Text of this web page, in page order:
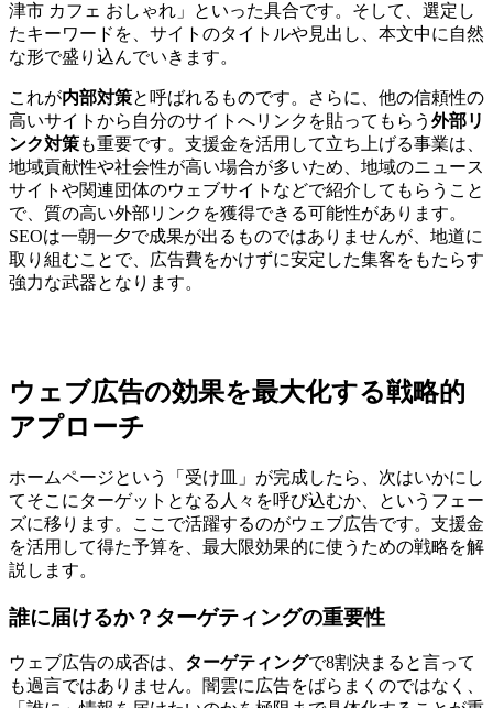
津市 カフェ おしゃれ」といった具合です。そして、選定し
たキーワードを、サイトのタイトルや見出し、本文中に自然
な形で盛り込んでいきます。
これが内部対策と呼ばれるものです。さらに、他の信頼性の
高いサイトから自分のサイトへリンクを貼ってもらう 外部リ
ンク対策も重要です。支援金を活用して立ち上げる事業は、
地域貢献性や社会性が高い場合が多いため、地域のニュース
サイトや関連団体のウェブサイトなどで紹介してもらうこと
で、質の高い外部リンクを獲得できる可能性があります。
SEOは一朝一夕で成果が出るものではありませんが、地道に
取り組むことで、広告費をかけずに安定した集客をもたらす
強力な武器となります。
ウェブ広告の効果を最大化する戦略的
アプローチ
ホームページという「受け皿」が完成したら、次はいかにし
てそこにターゲットとなる人々を呼び込むか、というフェー
ズに移ります。ここで活躍するのがウェブ広告です。支援金
を活用して得た予算を、最大限効果的に使うための戦略を解
説します。
誰に届けるか？ターゲティングの重要性
ウェブ広告の成否は、 ターゲティングで8割決まると言って
も過言ではありません。闇雲に広告をばらまくのではなく、